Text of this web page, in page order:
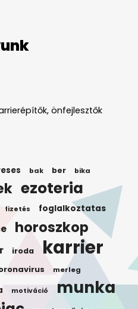
önfejlesztők
bak ber bika
ezoteria
fizetés foglalkoztatas
horoszkop
iroda karrier
merleg
motiváció munka